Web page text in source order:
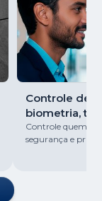
Controle de
biometria,
Controle quem
segurança e